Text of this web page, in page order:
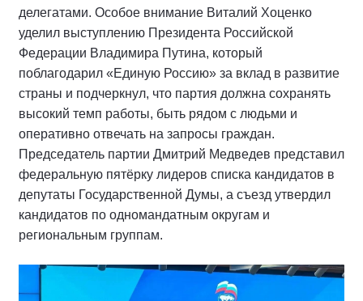
делегатами. Особое внимание Виталий Хоценко
уделил выступлению Президента Российской
Федерации Владимира Путина, который
поблагодарил «Единую Россию» за вклад в развитие
страны и подчеркнул, что партия должна сохранять
высокий темп работы, быть рядом с людьми и
оперативно отвечать на запросы граждан.
Председатель партии Дмитрий Медведев представил
федеральную пятёрку лидеров списка кандидатов в
депутаты Государственной Думы, а съезд утвердил
кандидатов по одномандатным округам и
региональным группам.